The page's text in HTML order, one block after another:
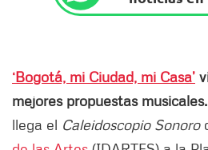
‘Bogotá, mi Ciudad, mi Casa’
mejores propuestas musicales.
llega el Caleidoscopio Sonoro